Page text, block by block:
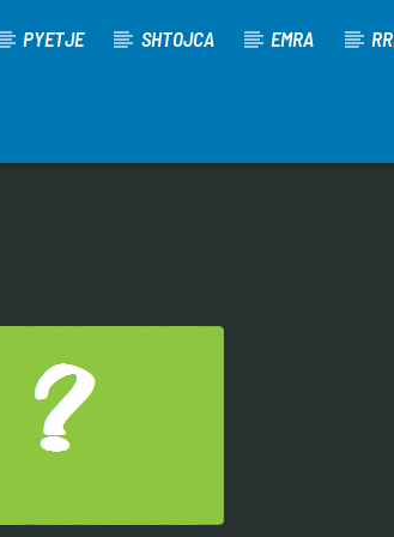
PYETJE SHTOJCA EMRA